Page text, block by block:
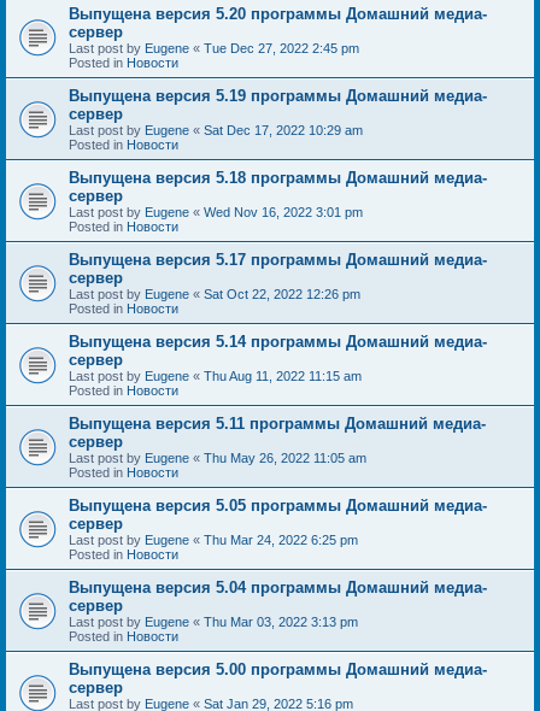
Выпущена версия 5.20 программы Домашний медиа-
сервер
Last post by Eugene « Tue Dec 27, 2022 2:45 pm
Posted in Новости
Выпущена версия 5.19 программы Домашний медиа-
сервер
Last post by Eugene « Sat Dec 17, 2022 10:29 am
Posted in Новости
Выпущена версия 5.18 программы Домашний медиа-
сервер
Last post by Eugene « Wed Nov 16, 2022 3:01 pm
Posted in Новости
Выпущена версия 5.17 программы Домашний медиа-
сервер
Last post by Eugene « Sat Oct 22, 2022 12:26 pm
Posted in Новости
Выпущена версия 5.14 программы Домашний медиа-
сервер
Last post by Eugene « Thu Aug 11, 2022 11:15 am
Posted in Новости
Выпущена версия 5.11 программы Домашний медиа-
сервер
Last post by Eugene « Thu May 26, 2022 11:05 am
Posted in Новости
Выпущена версия 5.05 программы Домашний медиа-
сервер
Last post by Eugene « Thu Mar 24, 2022 6:25 pm
Posted in Новости
Выпущена версия 5.04 программы Домашний медиа-
сервер
Last post by Eugene « Thu Mar 03, 2022 3:13 pm
Posted in Новости
Выпущена версия 5.00 программы Домашний медиа-
сервер
Last post by Eugene « Sat Jan 29, 2022 5:16 pm